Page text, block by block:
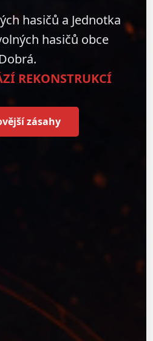
hasičů a Jednotka
hasičů obce
Dobrá.
REKONSTRUKCÍ
zásahy